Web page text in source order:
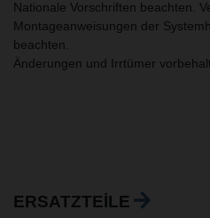
Nationale Vorschriften beachten.
Montageanweisungen der
beachten.
Änderungen und Irrtümer
ERSATZTEILE